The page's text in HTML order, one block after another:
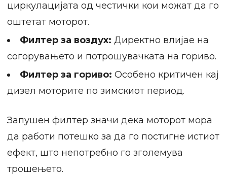
циркулацијата од честички кои можат да го
оштетат моторот.
Филтер за воздух: Директно влијае на
согорувањето и потрошувачката на гориво.
Филтер за гориво: Особено критичен кај
дизел моторите по зимскиот период.
Запушен филтер значи дека моторот мора
да работи потешко за да го постигне истиот
ефект, што непотребно го зголемува
трошењето.